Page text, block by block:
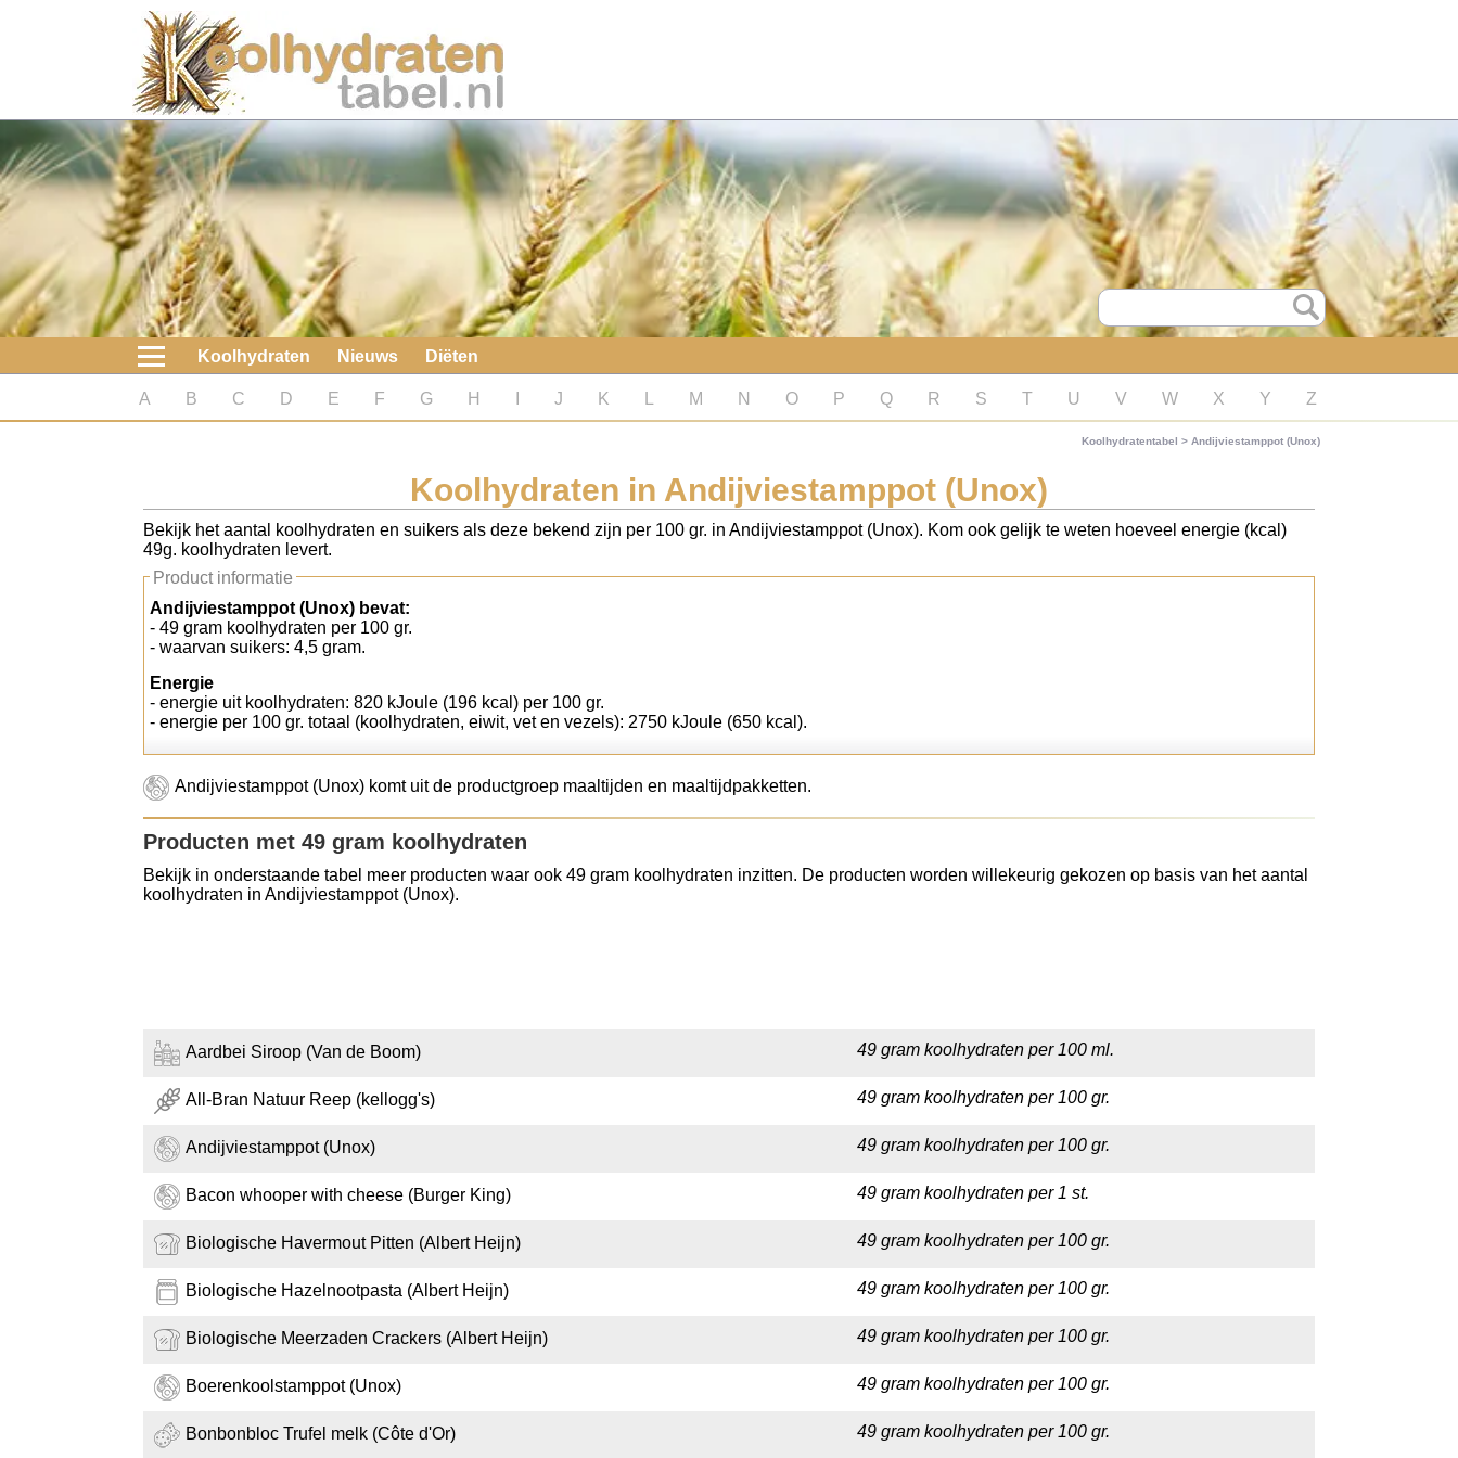
Koolhydraten
Nieuws
Koolhydraatarme diëten
Boeken
koolhydraatarme diëten
Diabetes test
Koolhydraten tellen
Koolhydraten Nieuws Diëten
A B C D E F G H J K M N O P Q R S T U V W X Y Z
Koolhydratentabel > Andijviestamppot (Unox)
Koolhydraten in Andijviestamppot (Unox)
Bekijk het aantal koolhydraten en suikers als deze bekend zijn per 100 gr. in Andijviestamppot (Unox). Kom ook gelijk te weten hoeveel energie (kcal)
49g. koolhydraten levert.
Product informatie
Andijviestamppot (Unox) bevat:
- 49 gram koolhydraten per 100 gr.
- waarvan suikers: 4,5 gram.
Energie
- energie uit koolhydraten: 820 kJoule (196 kcal) per 100 gr.
- energie per 100 gr. totaal (koolhydraten, eiwit, vet en vezels): 2750 kJoule (650 kcal).
Andijviestamppot (Unox) komt uit de productgroep maaltijden en maaltijdpakketten.
Producten met 49 gram koolhydraten
Bekijk in onderstaande tabel meer producten waar ook 49 gram koolhydraten inzitten. De producten worden willekeurig gekozen op basis van het aantal
koolhydraten in Andijviestamppot (Unox).
Aardbei Siroop (Van de Boom) 49 gram koolhydraten per 100 ml.
All-Bran Natuur Reep (kellogg's) 49 gram koolhydraten per 100 gr.
Andijviestamppot (Unox) 49 gram koolhydraten per 100 gr.
Bacon whooper with cheese (Burger King) 49 gram koolhydraten per 1 st.
Biologische Havermout Pitten (Albert Heijn) 49 gram koolhydraten per 100 gr.
Biologische Hazelnootpasta (Albert Heijn) 49 gram koolhydraten per 100 gr.
Biologische Meerzaden Crackers (Albert Heijn) 49 gram koolhydraten per 100 gr.
Boerenkoolstamppot (Unox) 49 gram koolhydraten per 100 gr.
Bonbonbloc Trufel melk (Côte d'Or) 49 gram koolhydraten per 100 gr.